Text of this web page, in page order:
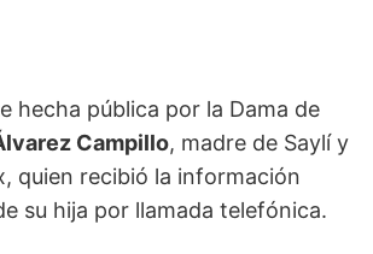
hecha pública por la Dama de
Campillo, madre de Saylí y
quien recibió la información
su hija por llamada telefónica.